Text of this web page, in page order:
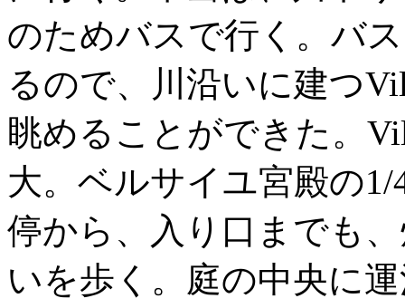
のためバスで行く。バ
るので、川沿いに建つ
眺めることができた。
大。ベルサイユ宮殿の
停から、入り口までも
いを歩く。庭の中央に